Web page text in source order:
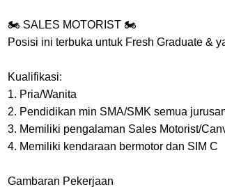
🏍️ SALES MOTORIST 🏍️
Posisi ini terbuka untuk Fresh Graduate &
Kualifikasi:
1. Pria/Wanita
2. Pendidikan min SMA/SMK semua
3. Memiliki pengalaman Sales Motorist/
4. Memiliki kendaraan bermotor dan SIM C
Gambaran Pekerjaan